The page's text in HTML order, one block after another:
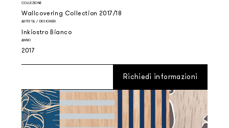
COLLEZIONE
Wallcovering Collection 2017/18
ARTISTA / DESIGNER
Inkiostro Bianco
ANNO
2017
Richiedi informazioni